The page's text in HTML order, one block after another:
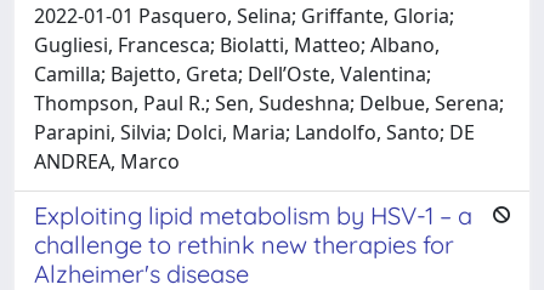
2022-01-01 Pasquero, Selina; Griffante, Gloria;
Gugliesi, Francesca; Biolatti, Matteo; Albano,
Camilla; Bajetto, Greta; Dell’Oste, Valentina;
Thompson, Paul R.; Sen, Sudeshna; Delbue, Serena;
Parapini, Silvia; Dolci, Maria; Landolfo, Santo; DE
ANDREA, Marco
Exploiting lipid metabolism by HSV-1 – a
challenge to rethink new therapies for
Alzheimer's disease